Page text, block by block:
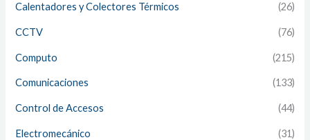
Calentadores y Colectores Térmicos (26)
CCTV (76)
Computo (215)
Comunicaciones (133)
Control de Accesos (44)
Electromecánico (31)